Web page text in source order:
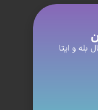
و ایتا